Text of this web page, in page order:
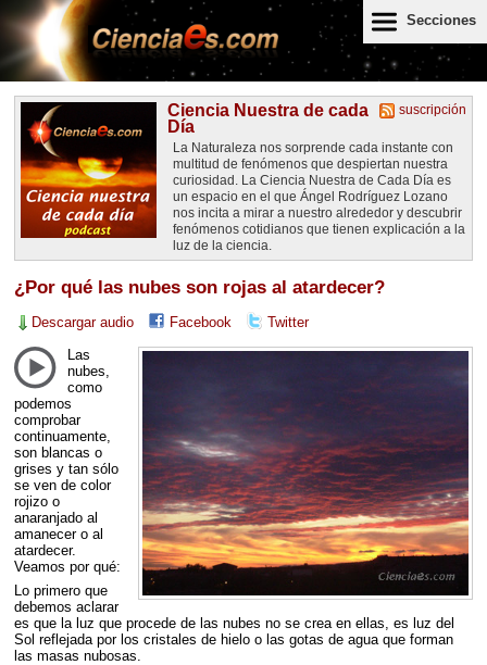
Secciones
suscripción
Ciencia Nuestra de cada
Día
La Naturaleza nos sorprende cada instante con
multitud de fenómenos que despiertan nuestra
curiosidad. La Ciencia Nuestra de Cada Día es
un espacio en el que Ángel Rodríguez Lozano
nos incita a mirar a nuestro alrededor y descubrir
fenómenos cotidianos que tienen explicación a la
luz de la ciencia.
¿Por qué las nubes son rojas al atardecer?
Descargar audio Facebook Twitter
Las
nubes,
como
podemos
comprobar
continuamente,
son blancas o
grises y tan sólo
se ven de color
rojizo o
anaranjado al
amanecer o al
atardecer.
Veamos por qué:
Lo primero que
debemos aclarar
es que la luz que procede de las nubes no se crea en ellas, es luz del
Sol reflejada por los cristales de hielo o las gotas de agua que forman
las masas nubosas.